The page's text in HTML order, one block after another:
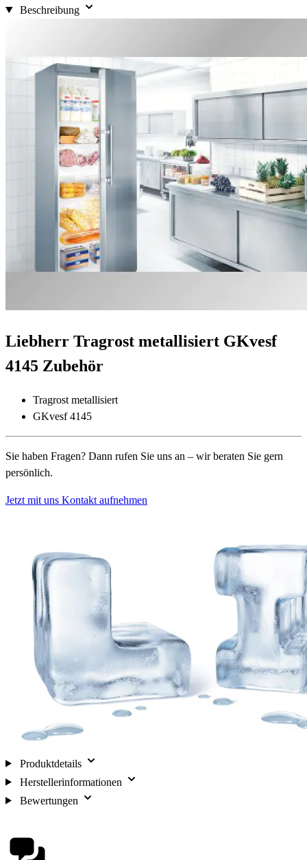
Beschreibung
Liebherr Tragrost metallisiert GKvesf
4145 Zubehör
Tragrost metallisiert
GKvesf 4145
Sie haben Fragen? Dann rufen Sie uns an – wir beraten Sie gern
persönlich.
Jetzt mit uns Kontakt aufnehmen
Produktdetails
Herstellerinformationen
Bewertungen